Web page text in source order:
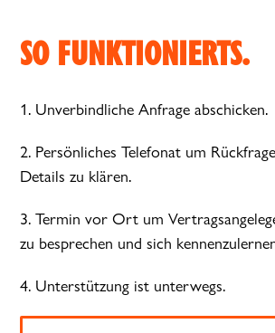
SO FUNKTIONIERTS.
1. Unverbindliche Anfrage abschicken.
2. Persönliches Telefonat um
Details zu klären.
3. Termin vor Ort um
zu besprechen und sich
4. Unterstützung ist unterwegs.